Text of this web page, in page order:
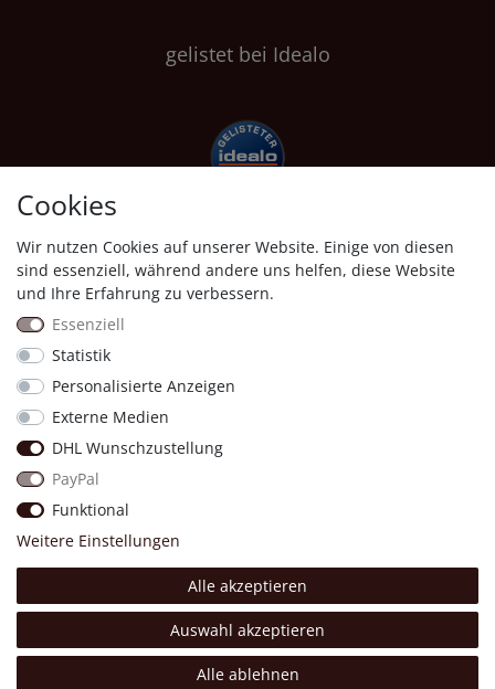
gelistet bei Idealo
Shopauskunft
Proven Expert
Made with 💖.
© Copyright 2026 Four & More GmbH Sinsheim. | Alle Rechte
vorbehalten.
Cookies
Wir nutzen Cookies auf unserer Website. Einige von diesen
sind essenziell, während andere uns helfen, diese Website
und Ihre Erfahrung zu verbessern.
Essenziell
Statistik
Personalisierte Anzeigen
Externe Medien
DHL Wunschzustellung
PayPal
Funktional
Weitere Einstellungen
Alle akzeptieren
Auswahl akzeptieren
Alle ablehnen